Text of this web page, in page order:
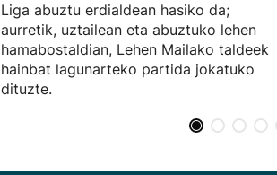
Liga abuztu erdialdean hasiko da;
aurretik, uztailean eta abuztuko lehen
hamabostaldian, Lehen Mailako taldeek
hainbat lagunarteko partida jokatuko
dituzte.